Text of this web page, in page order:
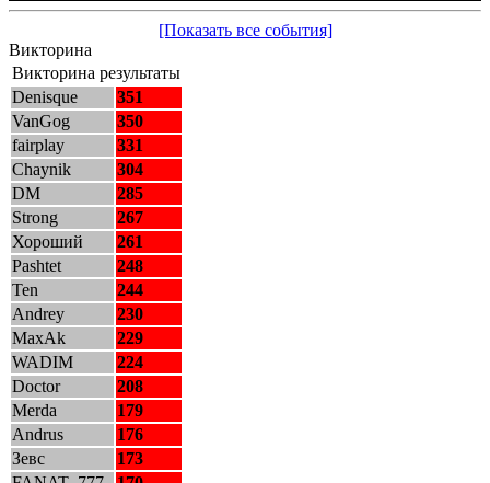
[Показать все события]
Викторина
Викторина результаты
Denisque
351
VanGog
350
fairplay
331
Chaynik
304
DM
285
Strong
267
Хороший
261
Pashtet
248
Ten
244
Andrey
230
MaxAk
229
WADIM
224
Doctor
208
Merda
179
Andrus
176
Зевс
173